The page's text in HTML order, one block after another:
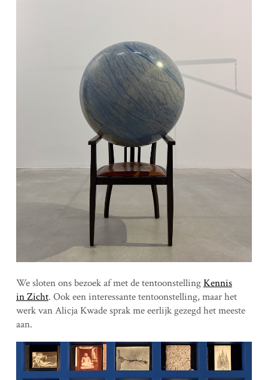
We sloten ons bezoek af met de tentoonstellingKennis
in Zicht. Ook een interessante tentoonstelling, maar het
werk van Alicja Kwade sprak me eerlijk gezegd het meeste
aan.